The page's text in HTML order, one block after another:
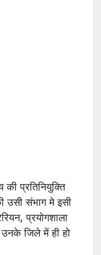
प्रतिनियुक्ति
उसी संभाग मे इसी
प्रयोगशाला
जिले में ही हो